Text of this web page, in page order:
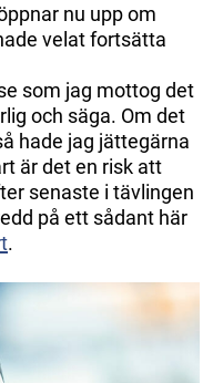
nu upp om
velat fortsätta
som jag mottog det
och säga. Om det
hade jag jättegärna
är det en risk att
senaste i tävlingen
på ett sådant här
.